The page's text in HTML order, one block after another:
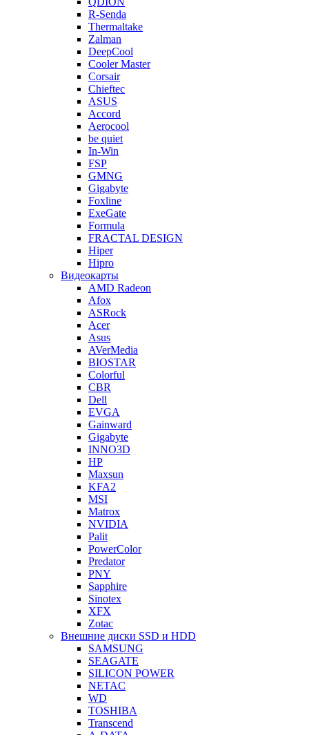
R-Senda
Thermaltake
Zalman
DeepCool
Cooler Master
Corsair
Chieftec
ASUS
Accord
Aerocool
be quiet
In-Win
FSP
GMNG
Gigabyte
Foxline
ExeGate
Formula
FRACTAL DESIGN
Hiper
Hipro
Видеокарты
AMD Radeon
Afox
ASRock
Acer
Asus
AVerMedia
BIOSTAR
Colorful
CBR
Dell
EVGA
Gainward
Gigabyte
INNO3D
HP
Maxsun
KFA2
MSI
Matrox
NVIDIA
Palit
PowerColor
Predator
PNY
Sapphire
Sinotex
XFX
Zotac
Внешние диски SSD и HDD
SAMSUNG
SEAGATE
SILICON POWER
NETAC
WD
TOSHIBA
Transcend